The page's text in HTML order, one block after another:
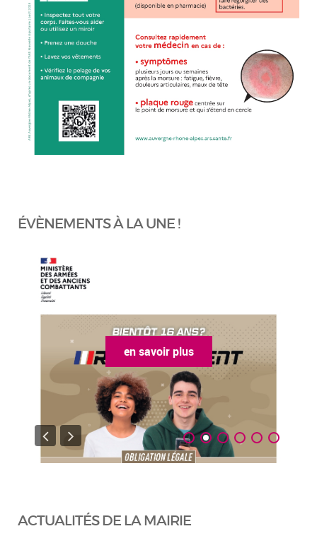
ÉVÈNEMENTS À LA UNE !
en savoir plus
ACTUALITÉS DE LA MAIRIE